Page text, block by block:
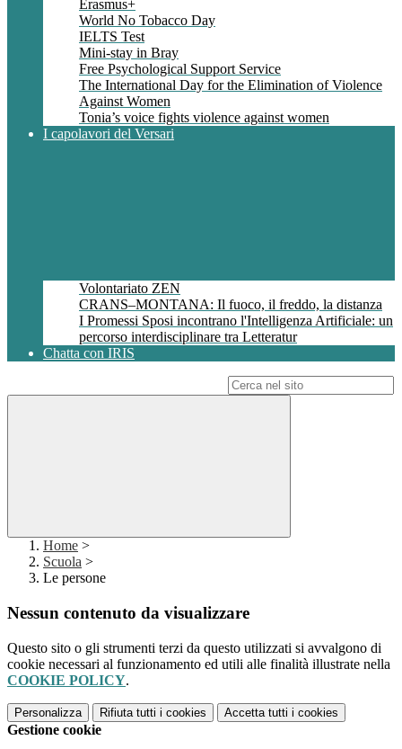
Erasmus+
World No Tobacco Day
IELTS Test
Mini-stay in Bray
Free Psychological Support Service
The International Day for the Elimination of Violence
Against Women
Tonia’s voice fights violence against women
I capolavori del Versari
Volontariato ZEN
CRANS–MONTANA: Il fuoco, il freddo, la distanza
I Promessi Sposi incontrano l'Intelligenza Artificiale: un
percorso interdisciplinare tra Letteratur
Chatta con IRIS
Home >
Scuola >
Le persone
Nessun contenuto da visualizzare
Questo sito o gli strumenti terzi da questo utilizzati si avvalgono di
cookie necessari al funzionamento ed utili alle finalità illustrate nella
COOKIE POLICY.
Personalizza Rifiuta tutti i cookies Accetta tutti i cookies
Gestione cookie